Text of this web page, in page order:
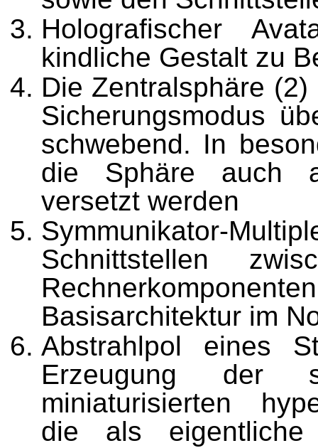
Holografischer
kindliche Gestalt zu
Die Zentralsphäre
Sicherungsmodus
schwebend. In
die Sphäre auch
versetzt werden
Symmunikator-
Schnittstellen
Basisarchitektur im
Abstrahlpol eines
Erzeugung der
miniaturisierten
die als eigentliche